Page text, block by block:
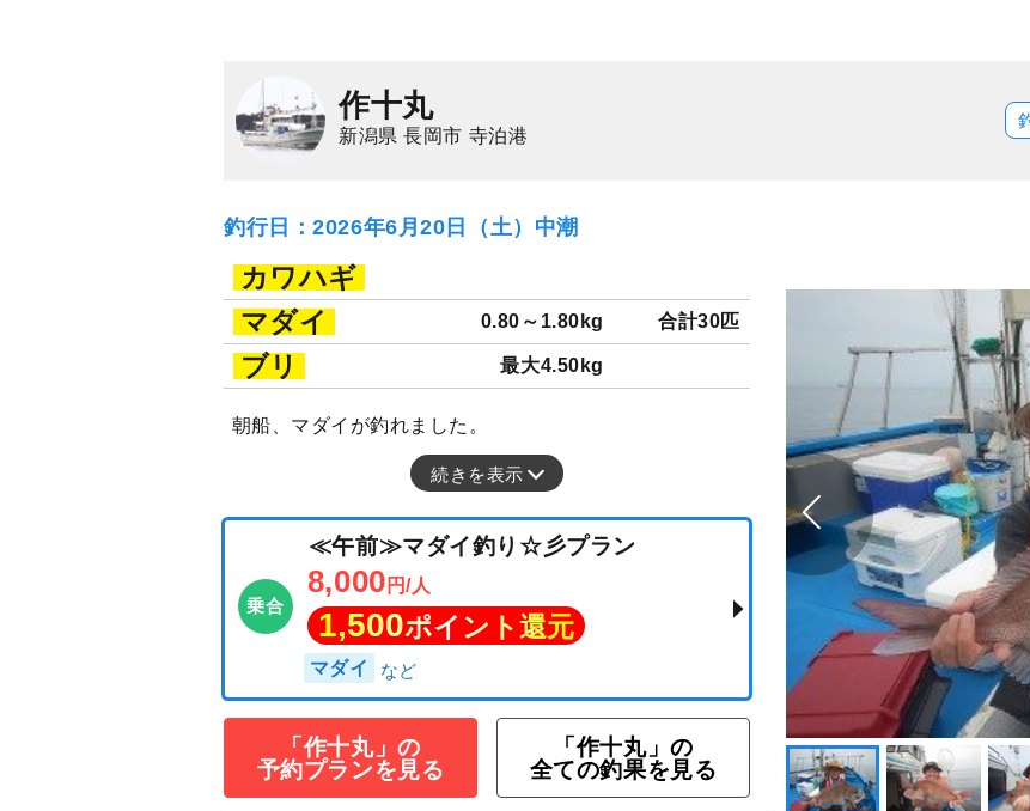
作十丸
新潟県 長岡市 寺泊港
釣行日：2026年6月20日（土）中潮
カワハギ
マダイ
0.80～1.80kg 合計30匹
ブリ 最大4.50kg
朝船、マダイが釣れました。
続きを表示
≪午前≫マダイ釣り☆彡プラン
8,000円/人
「作十丸」の
予約プランを見る
「作十丸」の
全ての釣果を見る